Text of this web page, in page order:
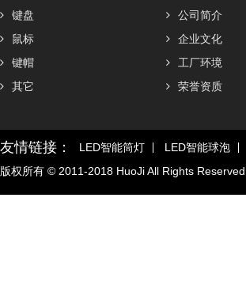
键盘
鼠标
键帽
其它
公司简介
企业文化
工厂环境
荣誉资质
友情链接： LED智能筒灯 LED智能球泡
版权所有 © 2011-2018 HuoJi All Rights Reserved